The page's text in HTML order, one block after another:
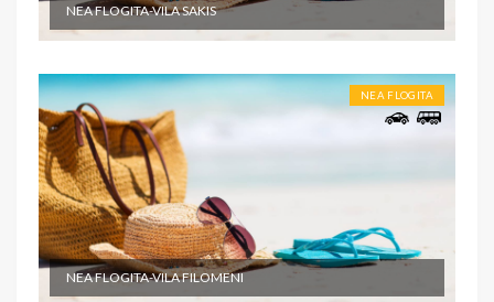
NEA FLOGITA-VILA SAKIS
NEA FLOGITA
NEA FLOGITA-VILA FILOMENI